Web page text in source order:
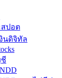
ปอต
นดิจิทัล